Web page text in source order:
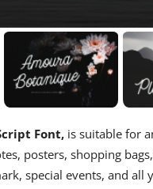
Font, is suitable for
posters, shopping
special events, and